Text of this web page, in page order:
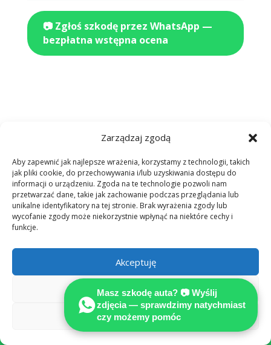
Zarządzaj zgodą
Aby zapewnić jak najlepsze wrażenia, korzystamy z technologii, takich
jak pliki cookie, do przechowywania i/lub uzyskiwania dostępu do
informacji o urządzeniu. Zgoda na te technologie pozwoli nam
przetwarzać dane, takie jak zachowanie podczas przeglądania lub
unikalne identyfikatory na tej stronie. Brak wyrażenia zgody lub
wycofanie zgody może niekorzystnie wpłynąć na niektóre cechy i
funkcje.
Akceptuję
Odmów
Zobacz preferencje
📷 Zgłoś szkodę przez WhatsApp —
bezpłatna wstępna ocena

PONAD 25 LAT DOŚWIADCZENIA W
NIEMECZECH

Pełne odszkodowanie w EURO w
Niemczech z OC sprawcy!

Masz szkodę auta? 📷 Wyślij
zdjęcia — sprawdzimy natychmiast
czy możemy pomóc